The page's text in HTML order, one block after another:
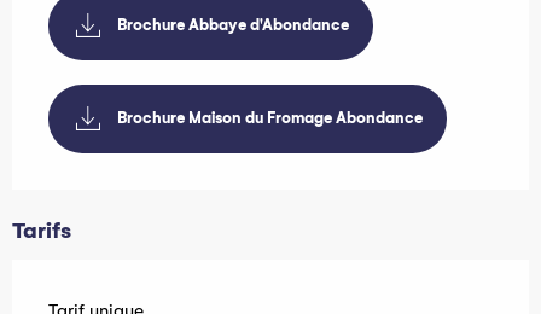
Brochure Abbaye d'Abondance
Brochure Maison du Fromage Abondance
Tarifs
Tarifs 2026